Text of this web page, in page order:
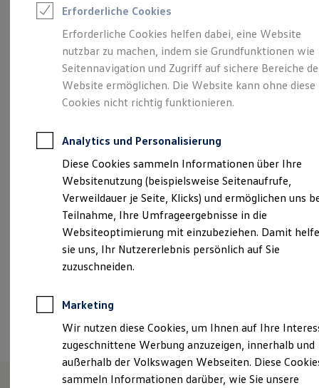
Leasing
Leasing-Angebote
Gebrauchtwagen Leasing
Junge Gebrauchtwagen-Leasing
Elektroauto Leasing
Kleinwagen-Leasing
Leasing ohne Anzahlung
Finanzierung
Kfz-Versicherung
Restschuldversicherungen
Garantien
Wartungsverträge
Geschäftskunden
Professional Class bei Volkswagen
Großkunden
Behörden
Direktkunden
Sonderfahrzeuge
Anpfiff zum Gewinn
Elektroautos
ID. Tutorials
Elektrofahrzeugkonzepte
Reichweite
Reichweite der ID. Modelle
Reichweite im Winter
Verantwortlich für die Inhalte auf dieser Seite ist die Autohaus
Brümmer - Henkelmann GmbH
info@bruemmerundhenkelmann.de
+49 2389 98300
Samstag
09:00 13:00 Uhr
Sonntag
Geschlossen
Erforderliche Cookies
Erforderliche Cookies helfen dabei, eine Website
nutzbar zu machen, indem sie Grundfunktionen wie
Seitennavigation und Zugriff auf sichere Bereiche
Website ermöglichen. Die Website kann ohne diese
Cookies nicht richtig funktionieren.
Analytics und Personalisierung
Diese Cookies sammeln Informationen über Ihre
Websitenutzung (beispielsweise Seitenaufrufe,
Verweildauer je Seite, Klicks) und ermöglichen uns
Teilnahme, Ihre Umfrageergebnisse in die
Websiteoptimierung mit einzubeziehen. Damit
sie uns, Ihr Nutzererlebnis persönlich auf Sie
zuzuschneiden.
Marketing
Wir nutzen diese Cookies, um Ihnen auf Ihre
zugeschnittene Werbung anzuzeigen, innerhalb und
außerhalb der Volkswagen Webseiten. Diese
sammeln Informationen darüber, wie Sie unsere